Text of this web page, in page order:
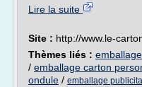
Lire la suite
Site : http://www.le-
Thèmes liés :
/ emballage carton
ondule / emballage